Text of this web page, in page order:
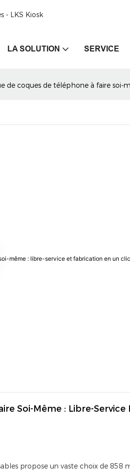
- LKS Kiosk
LA SOLUTION SERVICE
de coques de téléphone à faire soi-
Soi-Même : Libre-Service
propose un vaste choix de 858